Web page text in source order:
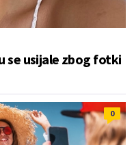
se usijale zbog fotki
0